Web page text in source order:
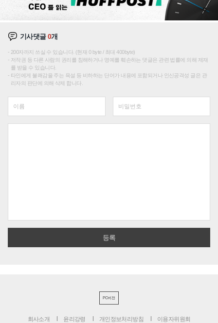
기사댓글0개
200자까지 쓰실 수 있습니다. (현재 0 byte / 최대 400byte)
저작권 등 다른 사람의 권리를 침해하거나 명예를 훼손하는 댓글은 관련 법률에 의해 제재
를 받을 수 있습니다.
타인에게 불쾌감을 주는 욕설 등 비하하는 단어가 내용에 포함되거나 인신공격성 글은 관
리자의 판단에 의해 삭제 합니다.
PC버전
회사소개 윤리강령 개인정보처리방침 이용자위원회